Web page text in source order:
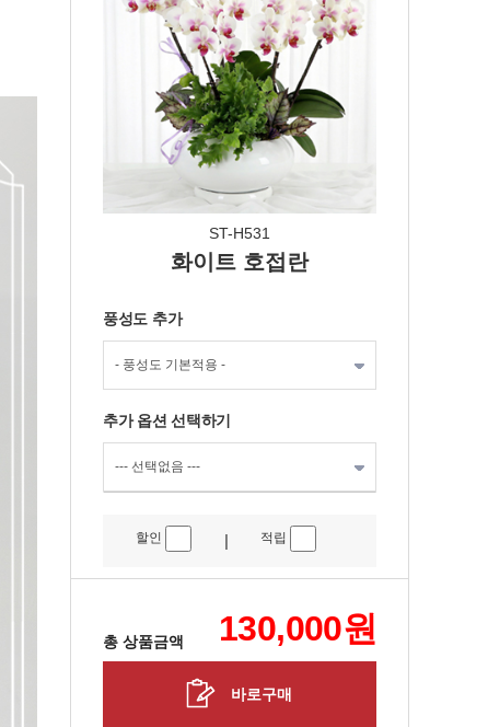
ST-H531
화이트 호접란
풍성도 추가
추가 옵션 선택하기
할인 | 적립
총 상품금액 130,000원
바로구매